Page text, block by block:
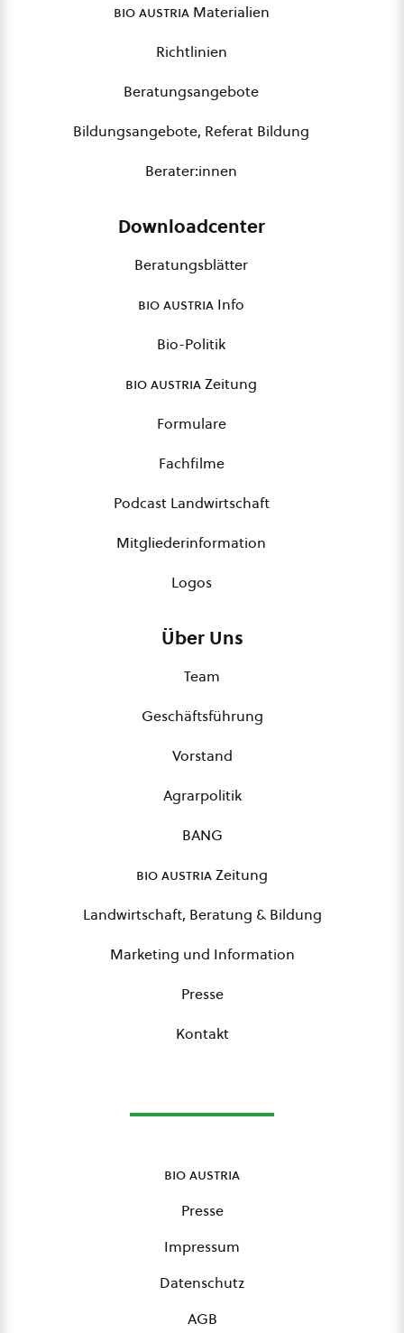
bio austriaMaterialien
Richtlinien
Beratungsangebote
Bildungsangebote, Referat Bildung
Berater:innen
Downloadcenter
Beratungsblätter
bio austria Info
Bio-Politik
bio austriaZeitung
Formulare
Fachfilme
Podcast Landwirtschaft
Mitgliederinformation
Logos
Über Uns
Team
Geschäftsführung
Vorstand
Agrarpolitik
BANG
bio austriaZeitung
Landwirtschaft, Beratung & Bildung
Marketing und Information
Presse
Kontakt
bio austria
Presse
Impressum
Datenschutz
AGB